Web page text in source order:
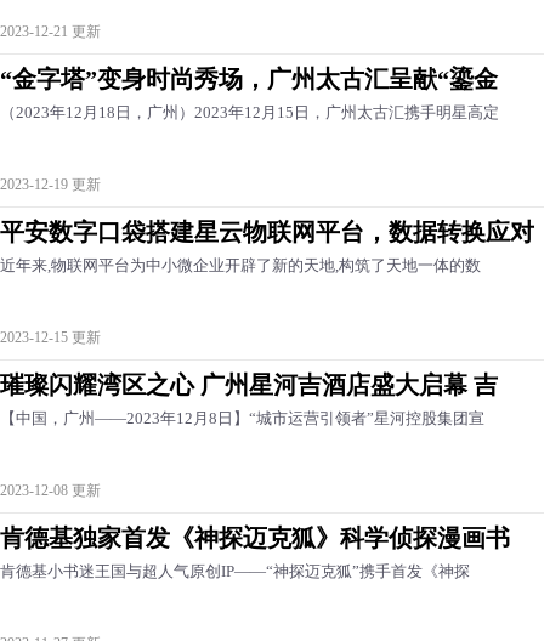
2023-12-21 更新
“金字塔”变身时尚秀场，广州太古汇呈献“鎏金
（2023年12月18日，广州）2023年12月15日，广州太古汇携手明星高定
2023-12-19 更新
平安数字口袋搭建星云物联网平台，数据转换应对
近年来,物联网平台为中小微企业开辟了新的天地,构筑了天地一体的数
2023-12-15 更新
璀璨闪耀湾区之心 广州星河吉酒店盛大启幕 吉
【中国，广州——2023年12月8日】“城市运营引领者”星河控股集团宣
2023-12-08 更新
肯德基独家首发《神探迈克狐》科学侦探漫画书
肯德基小书迷王国与超人气原创IP——“神探迈克狐”携手首发《神探